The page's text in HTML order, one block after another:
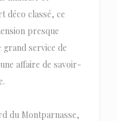
déco classé, ce
presque
service de
affaire de savoir-
du Montparnasse,